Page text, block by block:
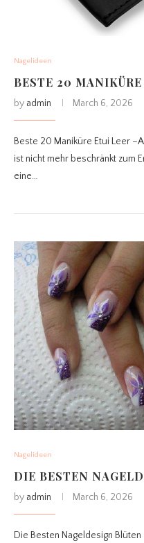
Nagelideen
BESTE 20
by admin March 6, 2026
Beste 20 Maniküre Etui Leer
ist nicht mehr beschränkt zum
eine…
Nagelideen
DIE BESTEN
by admin March 6, 2026
Die Besten Nageldesign